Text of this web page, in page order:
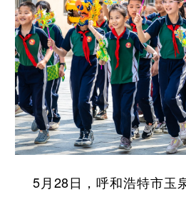
5月28日，呼和浩特市玉